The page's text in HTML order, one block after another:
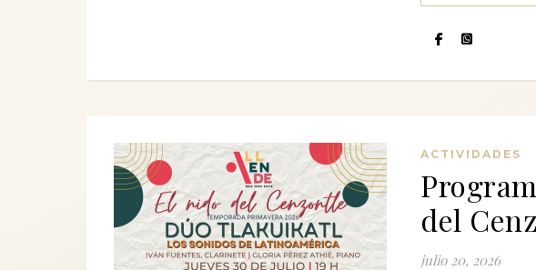
ACTIVIDADES
del
julio 20, 2026